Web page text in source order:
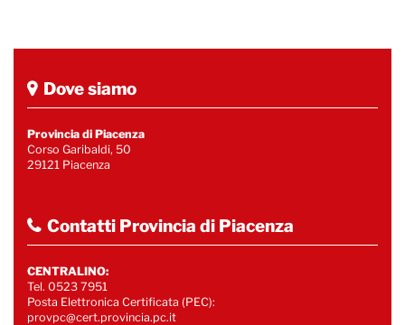
Dove siamo
Provincia di Piacenza
Corso Garibaldi, 50
29121 Piacenza
Contatti Provincia di Piacenza
CENTRALINO:
Tel. 0523 7951
Posta Elettronica Certificata (PEC):
provpc@cert.provincia.pc.it